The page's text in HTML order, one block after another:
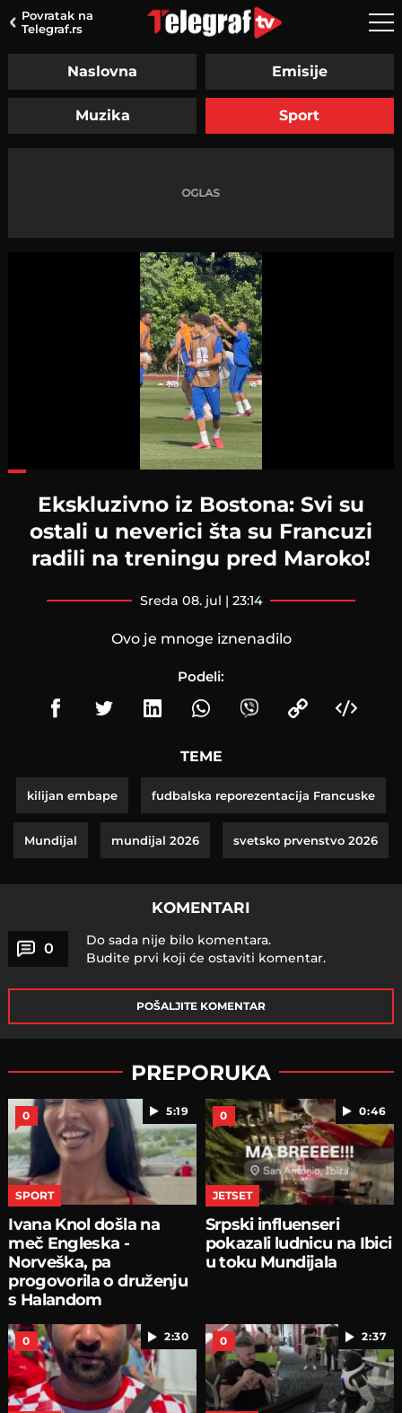
Povratak na
Telegraf.rs
Naslovna Emisije
Muzika Sport
Ekskluzivno iz Bostona: Svi su
ostali u neverici šta su Francuzi
radili na treningu pred Maroko!
sreda 08. jul | 23:14
Ovo je mnoge iznenadilo
Podeli:
TEME
kilijan embape fudbalska reporezentacija Francuske
Mundijal mundijal 2026 svetsko prvenstvo 2026
KOMENTARI
0
Do sada nije bilo komentara.
Budite prvi koji će ostaviti komentar.
POŠALJITE KOMENTAR
PREPORUKA
5:19
0
SPORT
Ivana Knol došla na
meč Engleska -
Norveška, pa
progovorila o druženju
s Halandom
0:46
0
JETSET
Srpski influenseri
pokazali ludnicu na Ibici
u toku Mundijala
2:30
0 2:37
0